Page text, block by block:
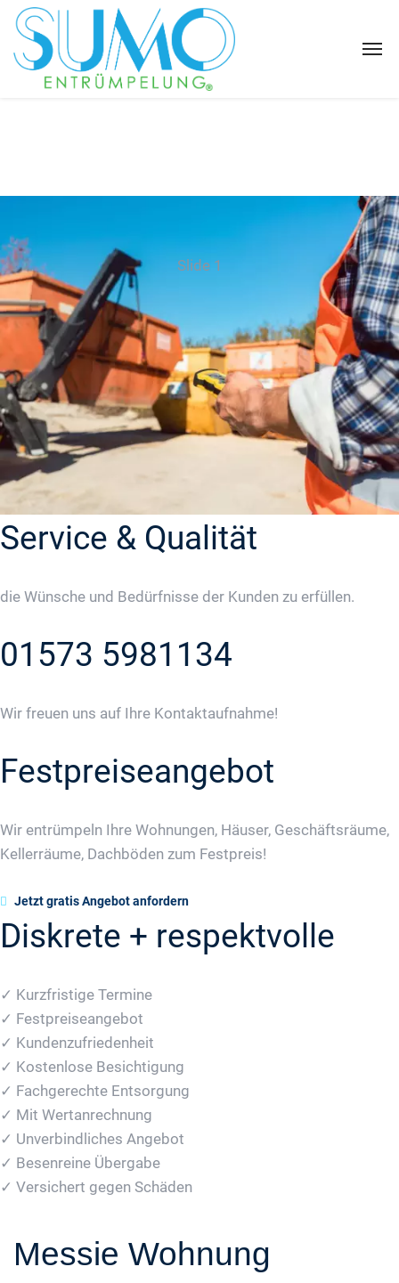
Slide 1
Service & Qualität
die Wünsche und Bedürfnisse der Kunden zu erfüllen.
01573 5981134
Wir freuen uns auf Ihre Kontaktaufnahme!
Festpreiseangebot
Wir entrümpeln Ihre Wohnungen, Häuser, Geschäftsräume,
Kellerräume, Dachböden zum Festpreis!
Jetzt gratis Angebot anfordern
Diskrete + respektvolle
✓ Kurzfristige Termine
✓ Festpreiseangebot
✓ Kundenzufriedenheit
✓ Kostenlose Besichtigung
✓ Fachgerechte Entsorgung
✓ Mit Wertanrechnung
✓ Unverbindliches Angebot
✓ Besenreine Übergabe
✓ Versichert gegen Schäden
Messie Wohnung